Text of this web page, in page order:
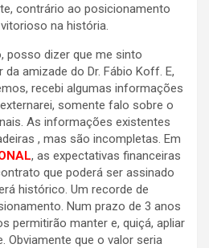
contrário ao posicionamento
na história.
posso dizer que me sinto
amizade do Dr. Fábio Koff. E,
recebi algumas informações
somente falo sobre o
As informações existentes
, mas são incompletas. Em
, as expectativas financeiras
que poderá ser assinado
histórico. Um recorde de
Num prazo de 3 anos
permitirão manter e, quiçá, apliar
Obviamente que o valor seria